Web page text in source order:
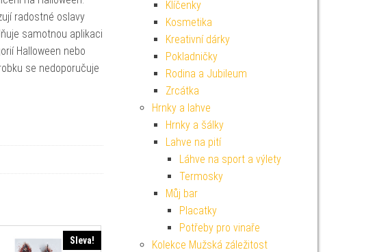
radostné oslavy
samotnou aplikaci
Halloween nebo
se nedoporučuje
Sleva!
Klíčenky
Kosmetika
Kreativní dárky
Pokladničky
Rodina a Jubileum
Zrcátka
Hrnky a lahve
Hrnky a šálky
Lahve na pití
Láhve na sport a výlety
Termosky
Můj bar
Placatky
Potřeby pro vinaře
Kolekce Mužská záležitost